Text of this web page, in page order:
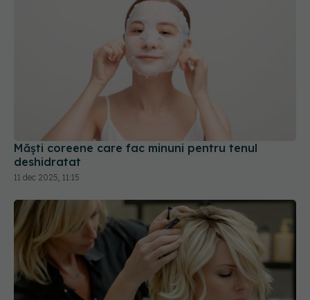
Măști coreene care fac minuni pentru tenul
deshidratat
11 dec 2025, 11:15